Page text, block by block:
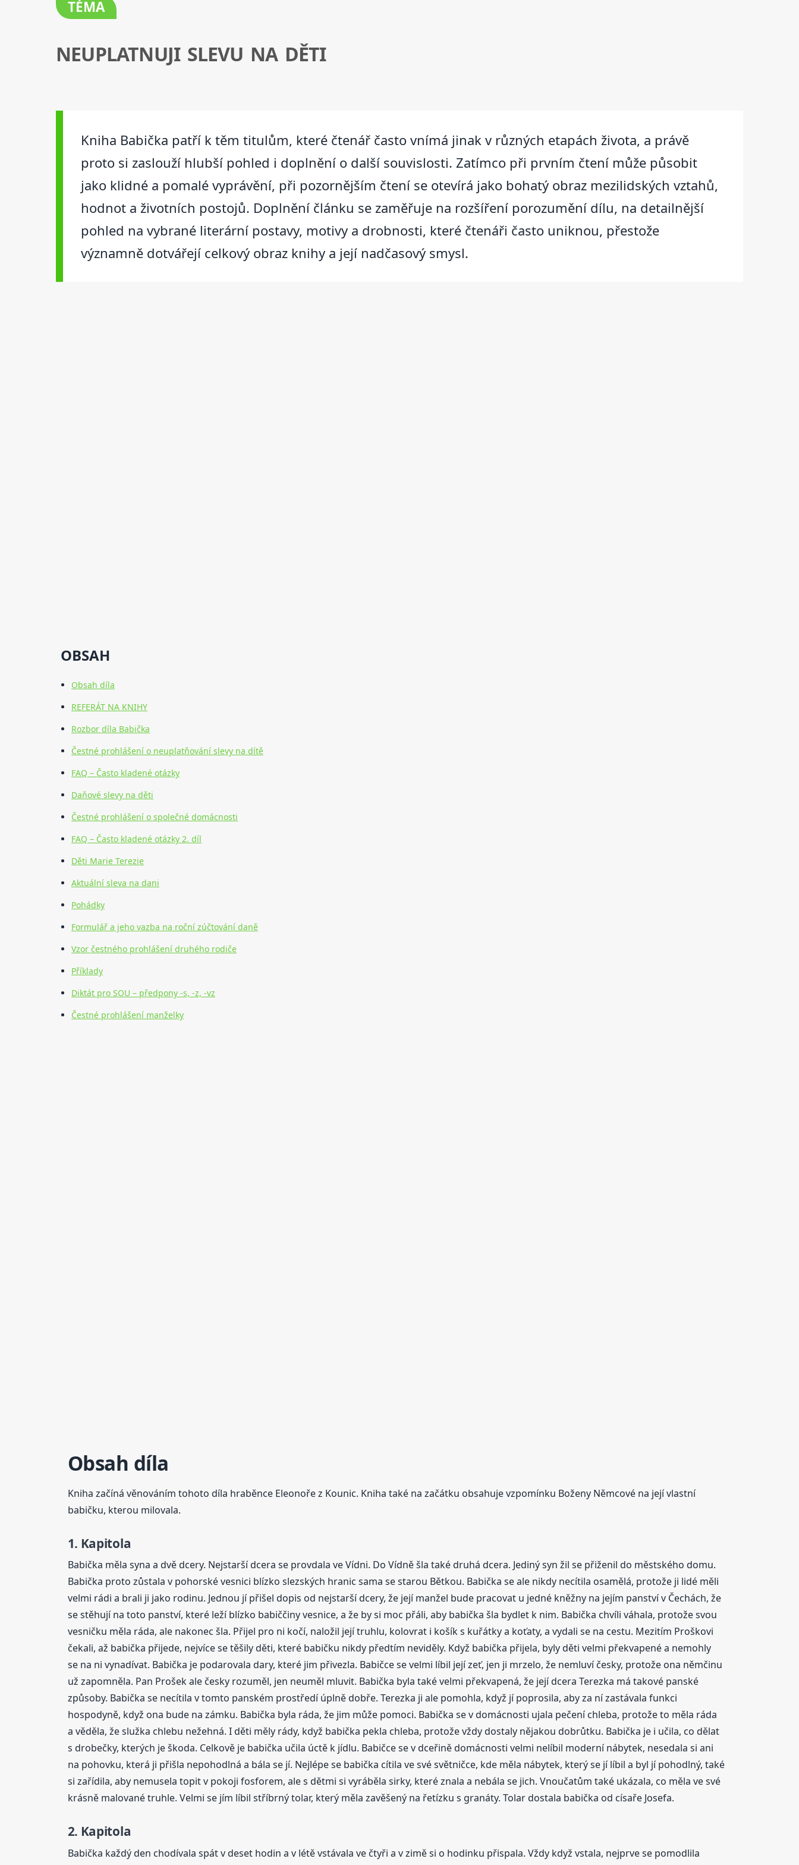
TÉMA
NEUPLATNUJI SLEVU NA DĚTI
Kniha Babička patří k těm titulům, které čtenář často vnímá jinak v různých etapách života, a právě
proto si zaslouží hlubší pohled i doplnění o další souvislosti. Zatímco při prvním čtení může působit
jako klidné a pomalé vyprávění, při pozornějším čtení se otevírá jako bohatý obraz mezilidských vztahů,
hodnot a životních postojů. Doplnění článku se zaměřuje na rozšíření porozumění dílu, na detailnější
pohled na vybrané literární postavy, motivy a drobnosti, které čtenáři často uniknou, přestože
významně dotvářejí celkový obraz knihy a její nadčasový smysl.
OBSAH
Obsah díla
REFERÁT NA KNIHY
Rozbor díla Babička
Čestné prohlášení o neuplatňování slevy na dítě
FAQ – Často kladené otázky
Daňové slevy na děti
Čestné prohlášení o společné domácnosti
FAQ – Často kladené otázky 2. díl
Děti Marie Terezie
Aktuální sleva na dani
Pohádky
Formulář a jeho vazba na roční zúčtování daně
Vzor čestného prohlášení druhého rodiče
Příklady
Diktát pro SOU – předpony -s, -z, -vz
Čestné prohlášení manželky
Obsah díla
Kniha začíná věnováním tohoto díla hraběnce Eleonoře z Kounic. Kniha také na začátku obsahuje vzpomínku Boženy Němcové na její vlastní
babičku, kterou milovala.
1. Kapitola
Babička měla syna a dvě dcery. Nejstarší dcera se provdala ve Vídni. Do Vídně šla také druhá dcera. Jediný syn žil se přiženil do městského domu.
Babička proto zůstala v pohorské vesnici blízko slezských hranic sama se starou Bětkou. Babička se ale nikdy necítila osamělá, protože ji lidé měli
velmi rádi a brali ji jako rodinu. Jednou jí přišel dopis od nejstarší dcery, že její manžel bude pracovat u jedné kněžny na jejím panství v Čechách, že
se stěhují na toto panství, které leží blízko babiččiny vesnice, a že by si moc přáli, aby babička šla bydlet k nim. Babička chvíli váhala, protože svou
vesničku měla ráda, ale nakonec šla. Přijel pro ni kočí, naložil její truhlu, kolovrat i košík s kuřátky a koťaty, a vydali se na cestu. Mezitím Proškovi
čekali, až babička přijede, nejvíce se těšily děti, které babičku nikdy předtím neviděly. Když babička přijela, byly děti velmi překvapené a nemohly
se na ni vynadívat. Babička je podarovala dary, které jim přivezla. Babičce se velmi líbil její zeť, jen ji mrzelo, že nemluví česky, protože ona němčinu
už zapomněla. Pan Prošek ale česky rozuměl, jen neuměl mluvit. Babička byla také velmi překvapená, že její dcera Terezka má takové panské
způsoby. Babička se necítila v tomto panském prostředí úplně dobře. Terezka ji ale pomohla, když jí poprosila, aby za ní zastávala funkci
hospodyně, když ona bude na zámku. Babička byla ráda, že jim může pomoci. Babička se v domácnosti ujala pečení chleba, protože to měla ráda
a věděla, že služka chlebu nežehná. I děti měly rády, když babička pekla chleba, protože vždy dostaly nějakou dobrůtku. Babička je i učila, co dělat
s drobečky, kterých je škoda. Celkově je babička učila úctě k jídlu. Babičce se v dceřině domácnosti velmi nelíbil moderní nábytek, nesedala si ani
na pohovku, která ji přišla nepohodlná a bála se jí. Nejlépe se babička cítila ve své světničce, kde měla nábytek, který se jí líbil a byl jí pohodlný, také
si zařídila, aby nemusela topit v pokoji fosforem, ale s dětmi si vyráběla sirky, které znala a nebála se jich. Vnoučatům také ukázala, co měla ve své
krásně malované truhle. Velmi se jím líbil stříbrný tolar, který měla zavěšený na řetízku s granáty. Tolar dostala babička od císaře Josefa.
2. Kapitola
Babička každý den chodívala spát v deset hodin a v létě vstávala ve čtyři a v zimě si o hodinku přispala. Vždy když vstala, nejprve se pomodlila